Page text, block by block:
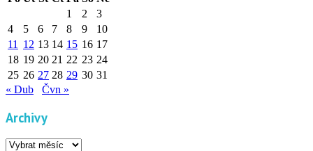
1
2
3
4
5 6 7 8 9
10
11
12 13 14 15 16 17
18 19 20 21 22 23 24
25 26 27 28 29 30 31
« Dub
Čvn »
Archivy
Archivy